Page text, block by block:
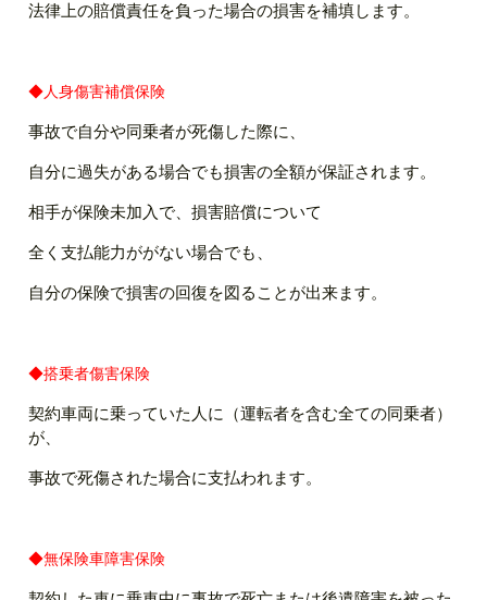
法律上の賠償責任を負った場合の損害を補填します。
◆人身傷害補償保険
事故で自分や同乗者が死傷した際に、
自分に過失がある場合でも損害の全額が保証されます。
相手が保険未加入で、損害賠償について
全く支払能力ががない場合でも、
自分の保険で損害の回復を図ることが出来ます。
◆搭乗者傷害保険
契約車両に乗っていた人に（運転者を含む全ての同乗者）
が、
事故で死傷された場合に支払われます。
◆無保険車障害保険